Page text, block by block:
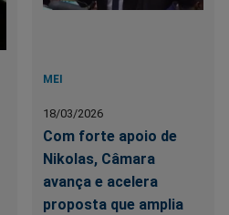
MEI
18/03/2026
Com forte apoio de
Nikolas, Câmara
avança e acelera
proposta que amplia